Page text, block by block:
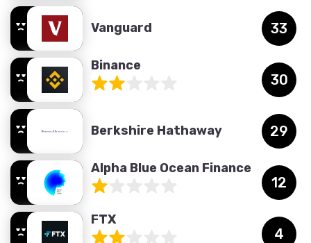
Vanguard 33
Binance
30
Berkshire Hathaway 29
Alpha Blue Ocean Finance
12
FTX
4